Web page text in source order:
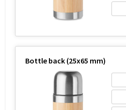
Bottle back (25x65 mm)